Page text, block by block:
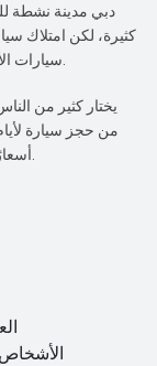
دبي مدينة نشطة
كثيرة، لكن امتلاك
سيارات الأجرة أو إنفاق مبالغ إضافية يوميًا على تطبيقات التنقل.
يختار كثير من
من حجز سيارة
أسعارًا أفضل، وباقات مرنة، وراحة أكبر للإقامات الطويلة.